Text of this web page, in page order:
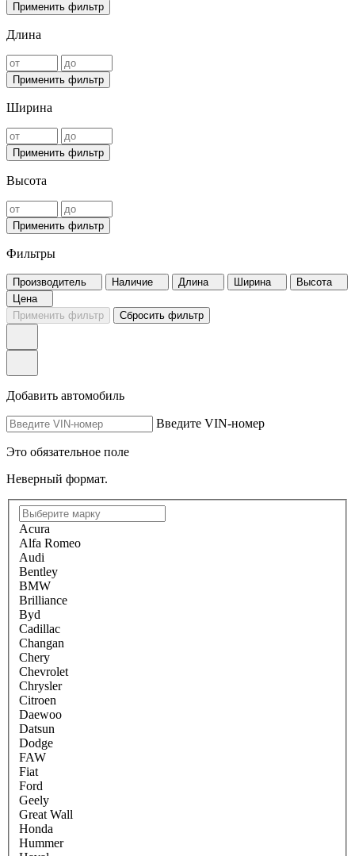
Применить фильтр
Длина
Применить фильтр
Ширина
Применить фильтр
Высота
Применить фильтр
Фильтры
Производитель Наличие Длина Ширина
Высота
Цена
Применить фильтр
Сбросить фильтр
Добавить автомобиль
Введите VIN-номер
Это обязательное поле
Неверный формат.
Acura
Alfa Romeo
Audi
Bentley
BMW
Brilliance
Byd
Cadillac
Changan
Chery
Chevrolet
Chrysler
Citroen
Daewoo
Datsun
Dodge
FAW
Fiat
Ford
Geely
Great Wall
Honda
Hummer